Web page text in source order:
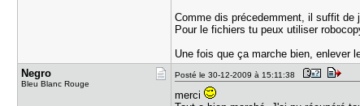
Comme dis précedemment, il suffit de
Pour le fichiers tu peux utiliser
Une fois que ça marche bien, enlever
Negro
Bleu Blanc Rouge
Posté le 30-12-2009 à 15:11:38
merci